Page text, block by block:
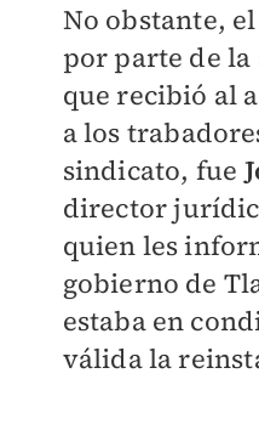
No obstante,
por parte de
que recibió al
a los
sindicato, fue
director
quien les
gobierno de
estaba en
válida la